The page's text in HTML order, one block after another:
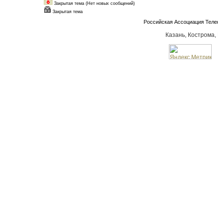
Закрытая тема (Нет новых сообщений)
Закрытая тема
Российская Ассоциация
Казань,